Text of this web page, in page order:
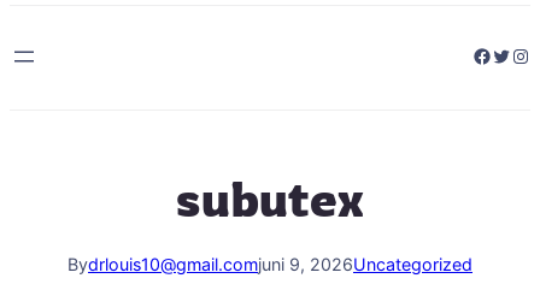
subutex
Bydrlouis10@gmail.comjuni 9, 2026Uncategorized